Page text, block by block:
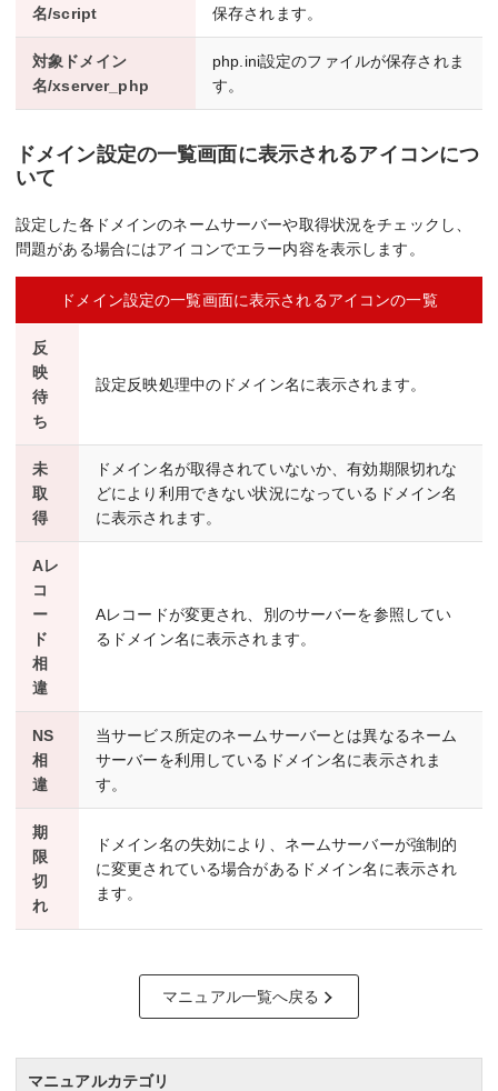
名/script
保存されます。
対象ドメイン
名/xserver_php
php.ini設定のファイルが保存されま
す。
ドメイン設定の一覧画面に表示されるアイコンにつ
いて
設定した各ドメインのネームサーバーや取得状況をチェックし、
問題がある場合にはアイコンでエラー内容を表示します。
ドメイン設定の一覧画面に表示されるアイコンの一覧
反
映
待
ち
設定反映処理中のドメイン名に表示されます。
未
取
得
ドメイン名が取得されていないか、有効期限切れな
どにより利用できない状況になっているドメイン名
に表示されます。
Aレ
コ
ー
ド
相
違
Aレコードが変更され、別のサーバーを参照してい
るドメイン名に表示されます。
NS
相
違
当サービス所定のネームサーバーとは異なるネーム
サーバーを利用しているドメイン名に表示されま
す。
期
限
切
れ
ドメイン名の失効により、ネームサーバーが強制的
に変更されている場合があるドメイン名に表示され
ます。
マニュアル一覧へ戻る
マニュアルカテゴリ